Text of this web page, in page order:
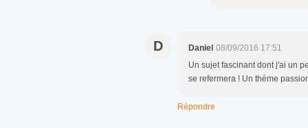
D Daniel 08/09/2016 17:51
Un sujet fascinant dont j'ai un
se refermera ! Un thème
Répondre